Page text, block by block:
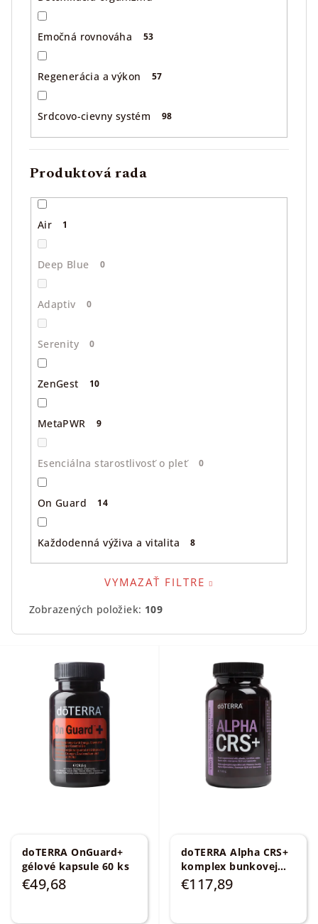
Emočná rovnováha 53
Regenerácia a výkon 57
Srdcovo-cievny systém 98
Produktová rada
Air 1
Deep Blue 0
Adaptiv 0
Serenity 0
ZenGest 10
MetaPWR 9
Esenciálna starostlivosť o pleť 0
On Guard 14
Každodenná výživa a vitalita 8
VYMAZAŤ FILTRE
Zobrazených položiek: 109
doTERRA OnGuard+
gélové kapsule 60 ks
€49,68
doTERRA Alpha CRS+
komplex bunkovej
vitality 120 kapsúl
€117,89